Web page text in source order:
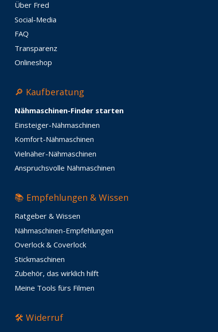
Über Fred
Social-Media
FAQ
Transparenz
Onlineshop
🔎 Kaufberatung
Nähmaschinen-Finder starten
Einsteiger-Nähmaschinen
Komfort-Nähmaschinen
Vielnäher-Nähmaschinen
Anspruchsvolle Nähmaschinen
📚 Empfehlungen & Wissen
Ratgeber & Wissen
Nähmaschinen-Empfehlungen
Overlock & Coverlock
Stickmaschinen
Zubehör, das wirklich hilft
Meine Tools fürs Filmen
🛠️ Widerruf